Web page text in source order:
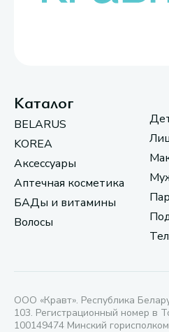
Каталог
BELARUS
KOREA
Аксессуары
Аптечная косметика
БАДы и витамины
Волосы
ООО «Кравт». Республика
103. Регистрационный номер в
100149474 Минский